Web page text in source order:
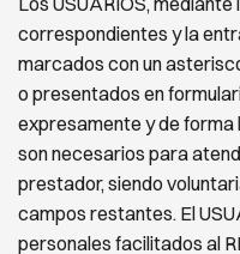
correspondientes y la
marcados con un
o presentados en
expresamente y de forma
son necesarios para
prestador, siendo
campos restantes. El
personales facilitados al